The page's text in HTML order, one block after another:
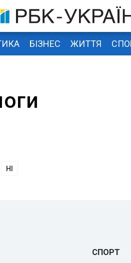
БІЗНЕС ЖИТТЯ
НІ
СПОРТ